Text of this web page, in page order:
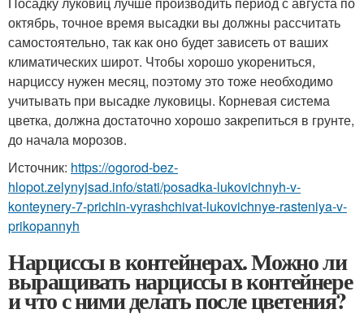
октябрь, точное время высадки вы должны рассчитать
самостоятельно, так как оно будет зависеть от ваших
климатических широт. Чтобы хорошо укорениться,
нарциссу нужен месяц, поэтому это тоже необходимо
учитывать при высадке луковицы. Корневая система
цветка, должна достаточно хорошо закрепиться в грунте,
до начала морозов.
Источник: https://ogorod-bez-
hlopot.zelynyjsad.info/stati/posadka-lukovichnyh-v-
konteynery-7-prichin-vyrashchivat-lukovichnye-rasteniya-v-
prikopannyh
Нарциссы в контейнерах. Можно ли
выращивать нарциссы в контейнере
и что с ними делать после цветения?